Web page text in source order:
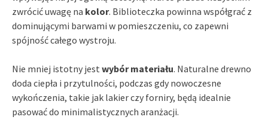
zwrócić uwagę na kolor. Biblioteczka powinna współgrać z
dominującymi barwami w pomieszczeniu, co zapewni
spójność całego wystroju.
Nie mniej istotny jest wybór materiału. Naturalne drewno
doda ciepła i przytulności, podczas gdy nowoczesne
wykończenia, takie jak lakier czy forniry, będą idealnie
pasować do minimalistycznych aranżacji.